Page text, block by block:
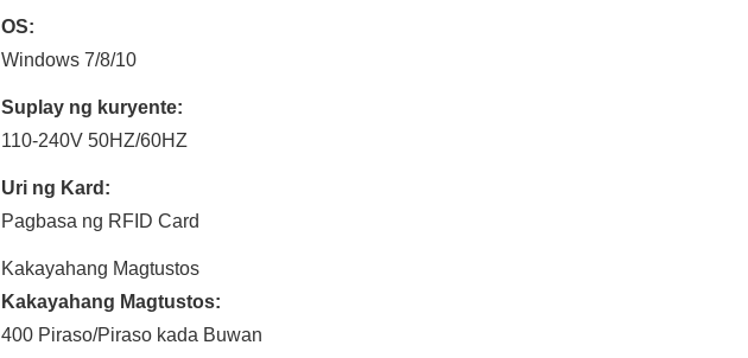
OS:
Windows 7/8/10
Suplay ng kuryente:
110-240V 50HZ/60HZ
Uri ng Kard:
Pagbasa ng RFID Card
Kakayahang Magtustos
Kakayahang Magtustos:
400 Piraso/Piraso kada Buwan